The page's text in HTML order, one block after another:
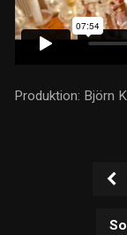
Produktion: Björn